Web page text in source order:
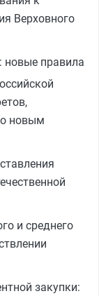
Верховного
правила
новым
и среднего
закупки: